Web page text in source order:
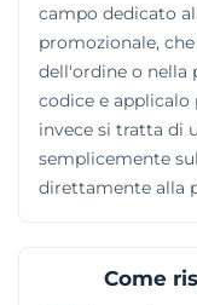
campo dedicato
promozionale,
dell'ordine o nella
codice e
invece si tratta di
semplicemente
direttamente alla
Come